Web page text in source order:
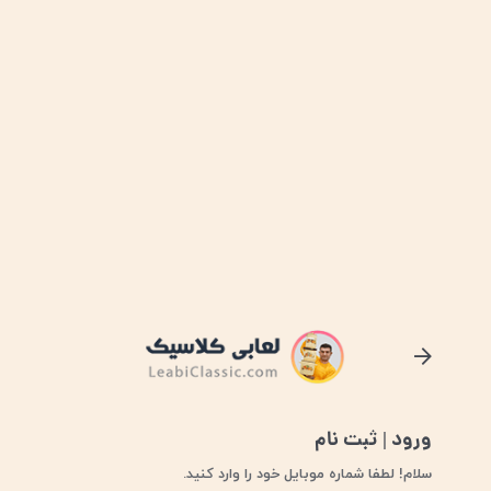
ورو د یا ثبت نام
ورود | ثبت نام
سلام! لطفا شماره موبایل خود را وارد کنید.